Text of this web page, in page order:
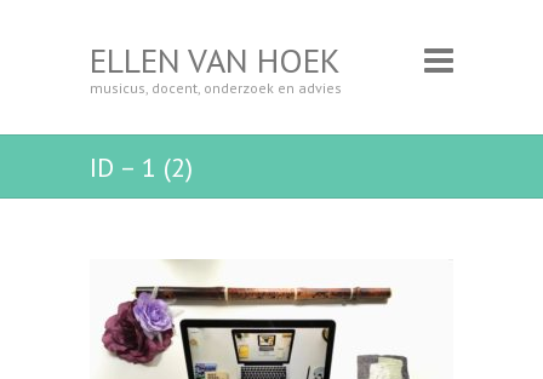
ELLEN VAN HOEK
musicus, docent, onderzoek en advies
ID – 1 (2)